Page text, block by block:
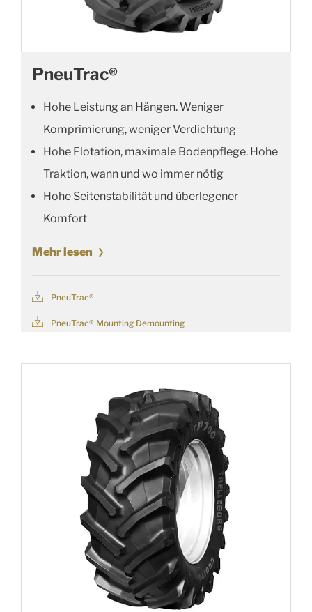
PneuTrac®
Hohe Leistung an Hängen. Weniger
Komprimierung, weniger Verdichtung
Hohe Flotation, maximale Bodenpflege. Hohe
Traktion, wann und wo immer nötig
Hohe Seitenstabilität und überlegener
Komfort
Mehr lesen
PneuTrac®
PneuTrac® Mounting Demounting